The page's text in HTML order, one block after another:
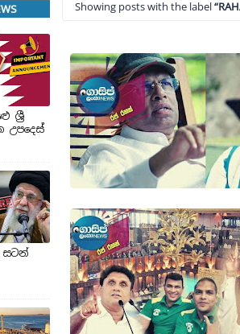
ශ්‍රී
උපදෙස්
සටන්
Showing posts with the label